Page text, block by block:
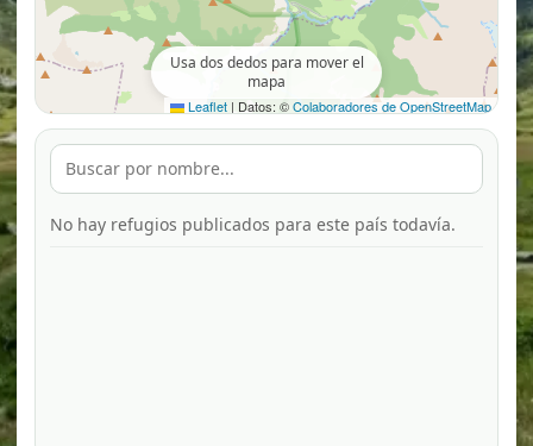
Leaflet | Datos: ©Colaboradores de OpenStreetMap
Usa dos dedos para mover el
mapa
No hay refugios publicados para este país todavía.